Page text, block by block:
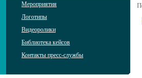
Мероприятия
Логотипы
Видеоролики
Библиотека кейсов
Контакты пресс-службы